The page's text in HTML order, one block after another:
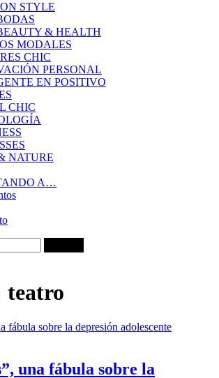
STYLE
& HEALTH
MODALES
CHIC
PERSONAL
EN POSITIVO
CHIC
NATURE
A…
teatro
una fábula sobre la